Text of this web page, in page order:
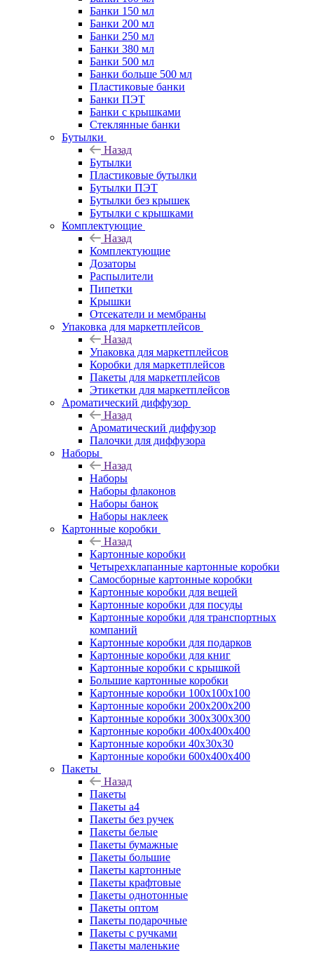
Банки 150 мл
Банки 200 мл
Банки 250 мл
Банки 380 мл
Банки 500 мл
Банки больше 500 мл
Пластиковые банки
Банки ПЭТ
Банки с крышками
Стеклянные банки
Бутылки
Назад
Бутылки
Пластиковые бутылки
Бутылки ПЭТ
Бутылки без крышек
Бутылки с крышками
Комплектующие
Назад
Комплектующие
Дозаторы
Распылители
Пипетки
Крышки
Отсекатели и мембраны
Упаковка для маркетплейсов
Назад
Упаковка для маркетплейсов
Коробки для маркетплейсов
Пакеты для маркетплейсов
Этикетки для маркетплейсов
Ароматический диффузор
Назад
Ароматический диффузор
Палочки для диффузора
Наборы
Назад
Наборы
Наборы флаконов
Наборы банок
Наборы наклеек
Картонные коробки
Назад
Картонные коробки
Четырехклапанные картонные коробки
Самосборные картонные коробки
Картонные коробки для вещей
Картонные коробки для посуды
Картонные коробки для транспортных
компаний
Картонные коробки для подарков
Картонные коробки для книг
Картонные коробки с крышкой
Большие картонные коробки
Картонные коробки 100x100x100
Картонные коробки 200x200x200
Картонные коробки 300x300x300
Картонные коробки 400x400x400
Картонные коробки 40x30x30
Картонные коробки 600x400x400
Пакеты
Назад
Пакеты
Пакеты а4
Пакеты без ручек
Пакеты белые
Пакеты бумажные
Пакеты большие
Пакеты картонные
Пакеты крафтовые
Пакеты однотонные
Пакеты оптом
Пакеты подарочные
Пакеты с ручками
Пакеты маленькие